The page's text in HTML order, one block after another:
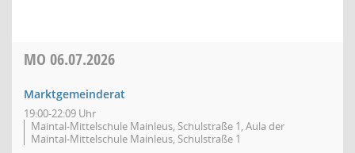
MO 06.07.2026
Marktgemeinderat
19:00-22:09 Uhr
Maintal-Mittelschule Mainleus, Schulstraße 1, Aula der
Maintal-Mittelschule Mainleus, Schulstraße 1